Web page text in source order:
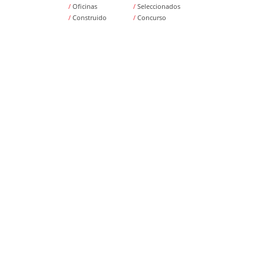
/ Oficinas / Seleccionados
/ Construido / Concurso